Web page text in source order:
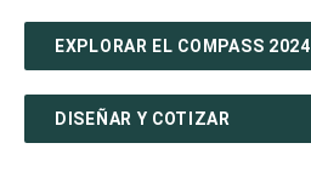
EXPLORAR EL COMPASS 2024
DISEÑAR Y COTIZAR